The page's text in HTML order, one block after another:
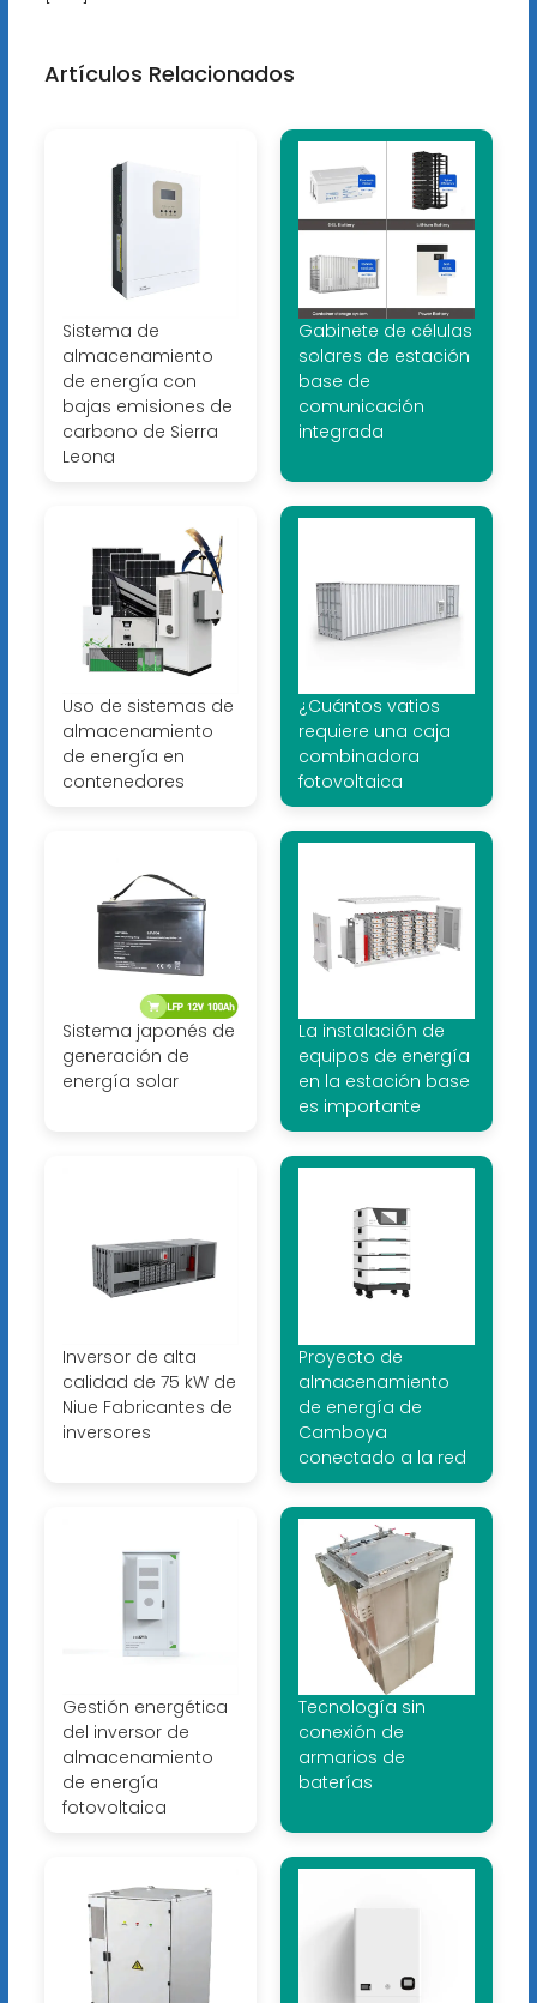
Artículos Relacionados
Sistema de
almacenamiento
de energía con
bajas emisiones de
carbono de Sierra
Leona
Gabinete de células
solares de estación
base de
comunicación
integrada
Uso de sistemas de
almacenamiento
de energía en
contenedores
¿Cuántos vatios
requiere una caja
combinadora
fotovoltaica
Sistema japonés de
generación de
energía solar
La instalación de
equipos de energía
en la estación base
es importante
Inversor de alta
calidad de 75 kW de
Niue Fabricantes de
inversores
Proyecto de
almacenamiento
de energía de
Camboya
conectado a la red
Gestión energética
del inversor de
almacenamiento
de energía
fotovoltaica
Tecnología sin
conexión de
armarios de
baterías